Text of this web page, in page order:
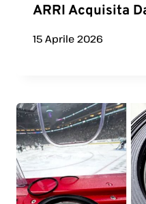
ARRI Acquisita
15 Aprile 2026